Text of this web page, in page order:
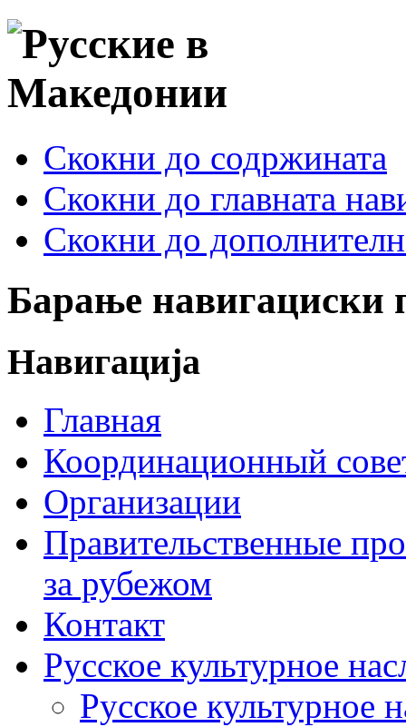
Скокни до содржината
Скокни до главната
Скокни до
Барање навигациски
Навигација
Главная
Координационный
Организации
Правительственные
за рубежом
Контакт
Русское культурное
Русское культурное